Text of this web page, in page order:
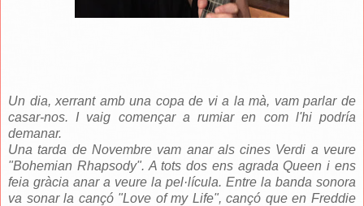
Un dia, xerrant amb una copa de vi a la mà, vam parlar de
casar-nos. I vaig començar a rumiar en com l'hi podría
demanar.
Una tarda de Novembre vam anar als cines Verdi a veure
"Bohemian Rhapsody". A tots dos ens agrada Queen i ens
feia gràcia anar a veure la pel·lícula. Entre la banda sonora
va sonar la cançó "Love of my Life", cançó que en Freddie